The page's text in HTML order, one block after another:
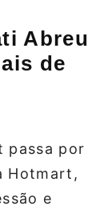
Abreu
de
passa por
Hotmart,
e